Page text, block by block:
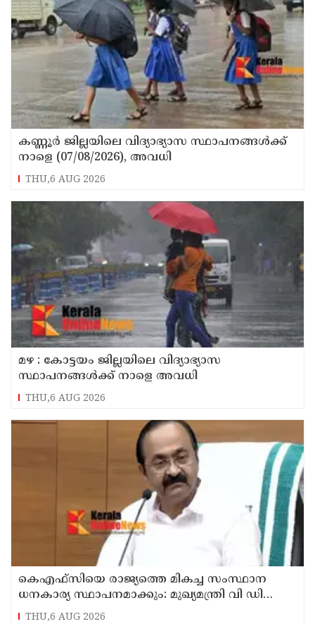
കണ്ണൂർ ജില്ലയിലെ വിദ്യാഭ്യാസ സ്ഥാപനങ്ങള്‍ക്ക്
നാളെ (07/08/2026), അവധി
THU,6 AUG 2026
മഴ : കോട്ടയം ജില്ലയിലെ വിദ്യാഭ്യാസ
സ്ഥാപനങ്ങൾക്ക് നാളെ അവധി
THU,6 AUG 2026
കെഎഫ്‌സിയെ രാജ്യത്തെ മികച്ച സംസ്ഥാന
ധനകാര്യ സ്ഥാപനമാക്കും: മുഖ്യമന്ത്രി വി ഡി
സതീശൻ
THU,6 AUG 2026